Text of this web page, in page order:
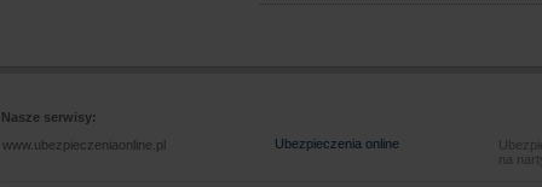
Nasze serwisy:
www.ubezpieczeniaonline.pl
Ubezpieczenia online
na